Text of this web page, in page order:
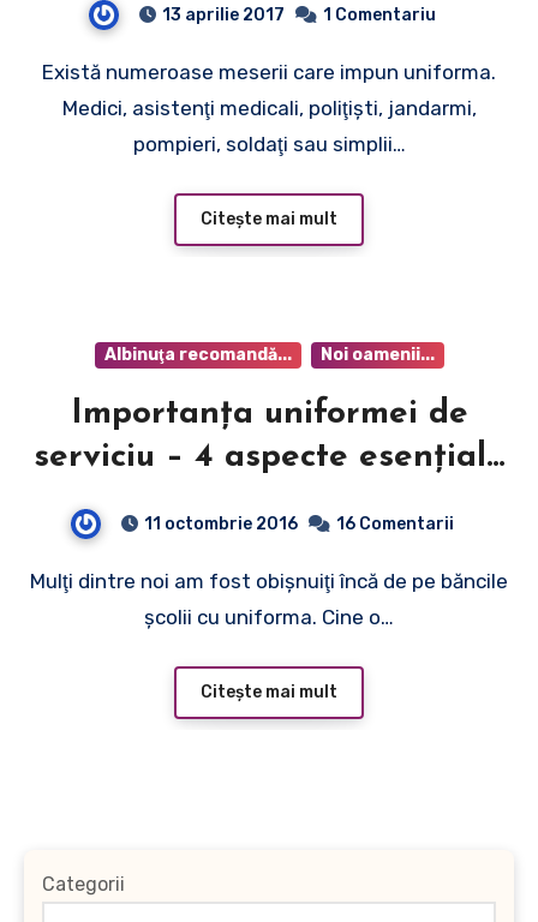
13 aprilie 2017 1 Comentariu
Există numeroase meserii care impun uniforma.
Medici, asistenţi medicali, poliţişti, jandarmi,
pompieri, soldaţi sau simplii…
Citește mai mult
Albinuţa recomandă... Noi oamenii...
Importanţa uniformei de
serviciu – 4 aspecte esenţiale
11 octombrie 2016 16 Comentarii
Mulţi dintre noi am fost obişnuiţi încă de pe băncile
şcolii cu uniforma. Cine o…
Citește mai mult
Categorii